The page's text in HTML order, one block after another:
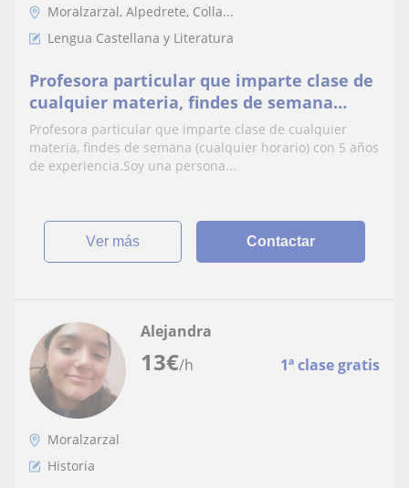
Moralzarzal, Alpedrete, Colla...
Lengua Castellana y Literatura
Profesora particular que imparte clase de
cualquier materia, findes de semana
(cualquier horario) con 3 años de
experiencia
Profesora particular que imparte clase de cualquier
materia, findes de semana (cualquier horario) con 5 años
de experiencia.Soy una persona...
ver más Contactar
13€/h 1ª clase gratis
Alejandra
Moralzarzal
Historia